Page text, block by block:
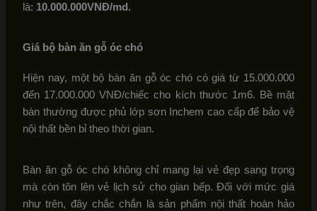
là: 10.000.000VNĐ/md.
Giá bộ bàn ăn gỗ óc chó
Hiện nay, một bộ bàn ăn gỗ óc chó có giá từ 15.000.000
đến 17.000.000 VNĐ/chiếc cho kích thước 1m6. Bề mặt
bàn thường được phủ lớp sơn Inchem cao cấp để bảo vệ
nội thất bền bỉ theo thời gian.
Bàn ăn gỗ óc chó không chỉ mang lại vẻ đẹp sang trọng
mà còn tôn lên vẻ lịch sử cho gian bếp. Đối với mức giá
như trên, đây chắc chắn là sản phẩm nội thất hoàn hảo